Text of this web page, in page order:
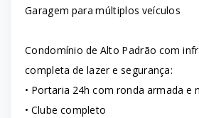
Garagem para múltiplos veículos
Condomínio de Alto Padrão com
completa de lazer e segurança:
• Portaria 24h com ronda armada e
• Clube completo